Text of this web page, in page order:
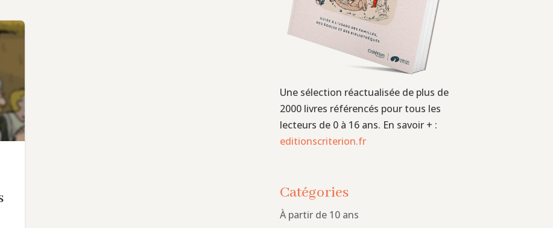
Une sélection réactualisée de plus de
2000 livres référencés pour tous les
lecteurs de 0 à 16 ans. En savoir + :
editionscriterion.fr
Catégories
À partir de 10 ans